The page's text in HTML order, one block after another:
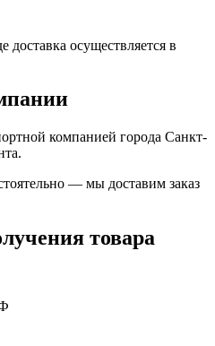
доставка осуществляется в
компанией города Санкт-
— мы доставим заказ
товара